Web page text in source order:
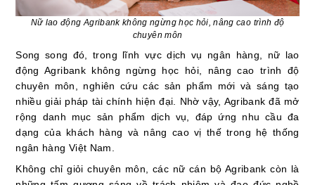
Nữ lao động Agribank không ngừng học hỏi, nâng cao trình độ
chuyên môn
Song song đó, trong lĩnh vực dịch vụ ngân hàng, nữ lao
động Agribank không ngừng học hỏi, nâng cao trình độ
chuyên môn, nghiên cứu các sản phẩm mới và sáng tạo
nhiều giải pháp tài chính hiện đại. Nhờ vậy, Agribank đã mở
rộng danh mục sản phẩm dịch vụ, đáp ứng nhu cầu đa
dạng của khách hàng và nâng cao vị thế trong hệ thống
ngân hàng Việt Nam.
Không chỉ giỏi chuyên môn, các nữ cán bộ Agribank còn là